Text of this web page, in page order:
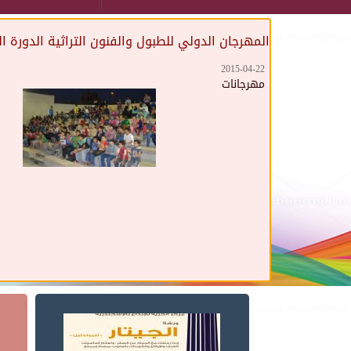
المهرجان الدولي للطبول والفنون التراثية الدورة
2015-04-22
مهرجانات